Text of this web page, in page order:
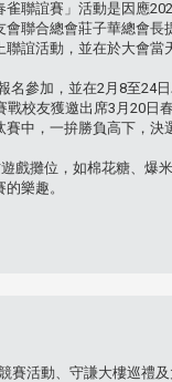
聯誼賽」活動是因應
聯合總會莊子華總會
誼活動，並在於大會當
參加，並在2月8至24
校友獲邀出席3月20日
中，一拚勝負高下，決
攤位，如棉花糖、爆
樂趣。
活動、守謙大樓巡禮及